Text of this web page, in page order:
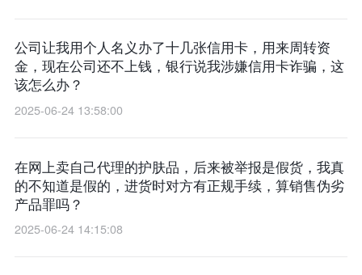
公司让我用个人名义办了十几张信用卡，用来周转资
金，现在公司还不上钱，银行说我涉嫌信用卡诈骗，这
该怎么办？​
2025-06-24 13:58:00
在网上卖自己代理的护肤品，后来被举报是假货，我真
的不知道是假的，进货时对方有正规手续，算销售伪劣
产品罪吗？
2025-06-24 14:15:08